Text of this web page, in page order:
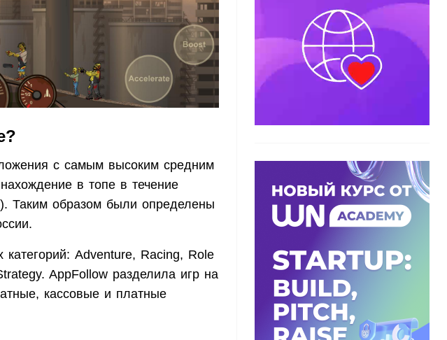
с самым высоким средним
в топе в течение
Таким образом были определены
Adventure, Racing, Role
AppFollow разделила игр на
кассовые и платные